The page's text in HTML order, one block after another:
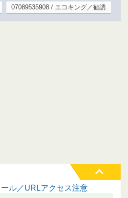
07089535908 / エコキング／勧誘
ル／URLアクセス注意